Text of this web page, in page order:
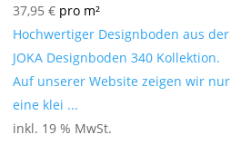
37,95€ pro m²
Hochwertiger Designboden aus der
JOKA Designboden 340 Kollektion.
Auf unserer Website zeigen wir nur
eine klei ...
inkl. 19 % MwSt.